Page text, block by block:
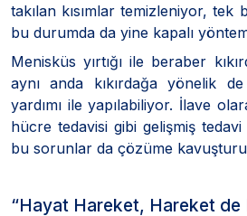
takılan kısımlar temizleniyor, tek
bu durumda da yine kapalı
Menisküs yırtığı ile beraber
aynı anda kıkırdağa yönelik
yardımı ile yapılabiliyor. İlave
hücre tedavisi gibi gelişmiş tedavi
bu sorunlar da çözüme
“Hayat Hareket, Hareket de